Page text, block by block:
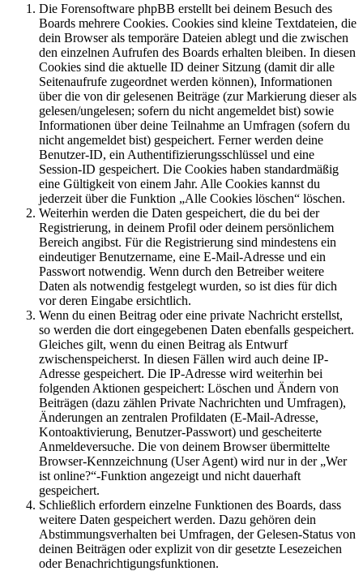
Die Forensoftware phpBB erstellt bei deinem Besuch des
Boards mehrere Cookies. Cookies sind kleine Textdateien, die
dein Browser als temporäre Dateien ablegt und die zwischen
den einzelnen Aufrufen des Boards erhalten bleiben. In diesen
Cookies sind die aktuelle ID deiner Sitzung (damit dir alle
Seitenaufrufe zugeordnet werden können), Informationen
über die von dir gelesenen Beiträge (zur Markierung dieser als
gelesen/ungelesen; sofern du nicht angemeldet bist) sowie
Informationen über deine Teilnahme an Umfragen (sofern du
nicht angemeldet bist) gespeichert. Ferner werden deine
Benutzer-ID, ein Authentifizierungsschlüssel und eine
Session-ID gespeichert. Die Cookies haben standardmäßig
eine Gültigkeit von einem Jahr. Alle Cookies kannst du
jederzeit über die Funktion „Alle Cookies löschen“ löschen.
Weiterhin werden die Daten gespeichert, die du bei der
Registrierung, in deinem Profil oder deinem persönlichem
Bereich angibst. Für die Registrierung sind mindestens ein
eindeutiger Benutzername, eine E-Mail-Adresse und ein
Passwort notwendig. Wenn durch den Betreiber weitere
Daten als notwendig festgelegt wurden, so ist dies für dich
vor deren Eingabe ersichtlich.
Wenn du einen Beitrag oder eine private Nachricht erstellst,
so werden die dort eingegebenen Daten ebenfalls gespeichert.
Gleiches gilt, wenn du einen Beitrag als Entwurf
zwischenspeicherst. In diesen Fällen wird auch deine IP-
Adresse gespeichert. Die IP-Adresse wird weiterhin bei
folgenden Aktionen gespeichert: Löschen und Ändern von
Beiträgen (dazu zählen Private Nachrichten und Umfragen),
Änderungen an zentralen Profildaten (E-Mail-Adresse,
Kontoaktivierung, Benutzer-Passwort) und gescheiterte
Anmeldeversuche. Die von deinem Browser übermittelte
Browser-Kennzeichnung (User Agent) wird nur in der „Wer
ist online?“-Funktion angezeigt und nicht dauerhaft
gespeichert.
Schließlich erfordern einzelne Funktionen des Boards, dass
weitere Daten gespeichert werden. Dazu gehören dein
Abstimmungsverhalten bei Umfragen, der Gelesen-Status von
deinen Beiträgen oder explizit von dir gesetzte Lesezeichen
oder Benachrichtigungsfunktionen.